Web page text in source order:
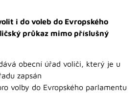
i do voleb do Evropského
průkaz mimo příslušný
obecní úřad voliči, který je u
zapsán
volby do Evropského parlamentu